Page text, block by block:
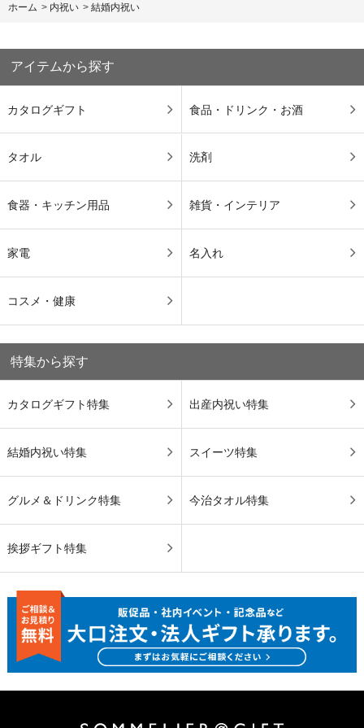
ホーム > 内祝い > 結婚内祝い
アイテムから探す
カタログギフト 食品・ドリンク・お酒
タオル 洗剤
食器・キッチン用品 雑貨・インテリア
家電 名入れ
コスメ・健康
特集から探す
カタログギフト特集 出産内祝い特集
結婚内祝い特集 スイーツ特集
グルメ＆ドリンク特集 今治タオル特集
挨拶ギフト特集